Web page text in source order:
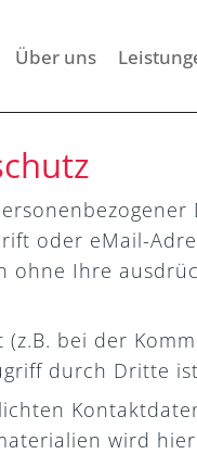
Über uns
oder eMail-
ohne Ihre
bei der
durch Dritte
wird